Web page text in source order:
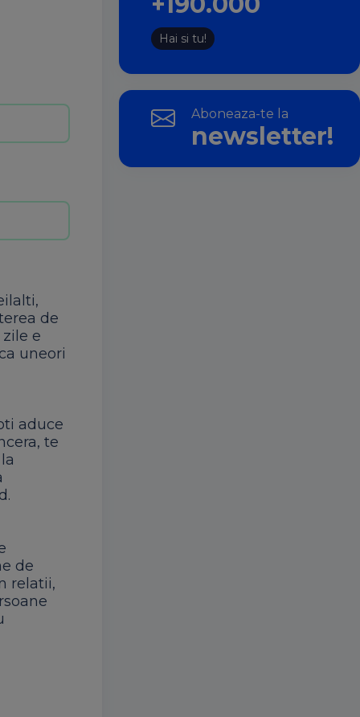
de
e
uneori
aduce
te
de
relatii,
Hai si tu!
Aboneaza-te la
newsletter!